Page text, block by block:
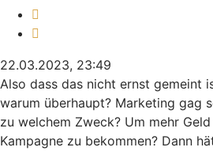
22.03.2023, 23:49
Also dass das nicht ernst gemeint
warum überhaupt? Marketing gag
zu welchem Zweck? Um mehr
Kampagne zu bekommen? Dann